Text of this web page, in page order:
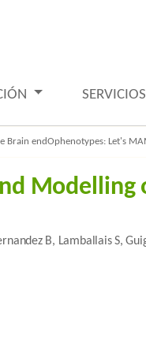
SERVICIOS
endOphenotypes: Let's
Modelling
B, Lamballais S,